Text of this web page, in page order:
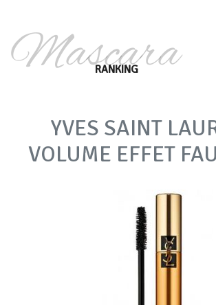
Mascara
RANKING
YVES SAINT
VOLUME EFFET